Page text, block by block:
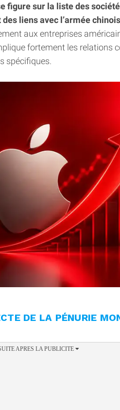
figure sur la liste des
liens avec l’armée
aux entreprises
fortement les relations
spécifiques.
DE LA PÉNURIE